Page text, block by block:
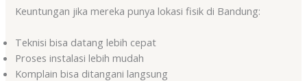
Keuntungan jika mereka punya lokasi fisik di Bandung:
Teknisi bisa datang lebih cepat
Proses instalasi lebih mudah
Komplain bisa ditangani langsung